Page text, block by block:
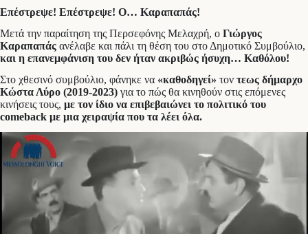
Επέστρεψε! Επέστρεψε! Ο… Καραπαπάς!
Μετά την παραίτηση της Περσεφόνης Μελαχρή, ο Γιώργος
Καραπαπάς ανέλαβε και πάλι τη θέση του στο Δημοτικό Συμβούλιο,
και η επανεμφάνιση του δεν ήταν ακριβώς ήσυχη… Καθόλου!
Στο χθεσινό συμβούλιο, φάνηκε να «καθοδηγεί» τον τεως δήμαρχο
Κώστα Λύρο (2019-2023) για το πώς θα κινηθούν στις επόμενες
κινήσεις τους, με τον ίδιο να επιβεβαιώνει το πολιτικό του
comeback με μια χειραψία που τα λέει όλα.